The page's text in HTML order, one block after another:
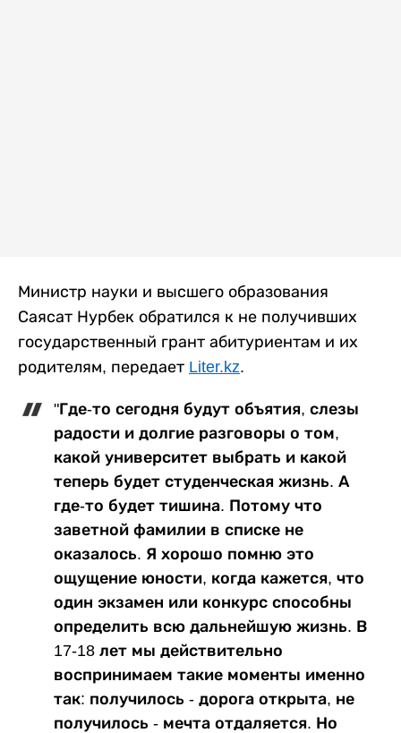
Министр науки и высшего образования
Саясат Нурбек обратился к не получивших
государственный грант абитуриентам и их
родителям, передает Liter.kz.
"Где-то сегодня будут объятия, слезы
радости и долгие разговоры о том,
какой университет выбрать и какой
теперь будет студенческая жизнь. А
где-то будет тишина. Потому что
заветной фамилии в списке не
оказалось. Я хорошо помню это
ощущение юности, когда кажется, что
один экзамен или конкурс способны
определить всю дальнейшую жизнь. В
17-18 лет мы действительно
воспринимаем такие моменты именно
так: получилось - дорога открыта, не
получилось - мечта отдаляется. Но